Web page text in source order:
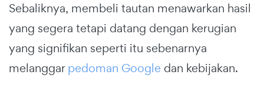
Sebaliknya, membeli tautan menawarkan hasil
yang segera tetapi datang dengan kerugian
yang signifikan seperti itu sebenarnya
melanggarpedoman Google dan kebijakan.